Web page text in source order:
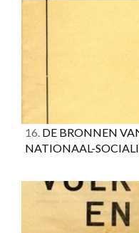
16. DE BRONNEN
NATIONAAL-